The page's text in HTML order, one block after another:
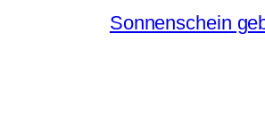
Sonnenschein